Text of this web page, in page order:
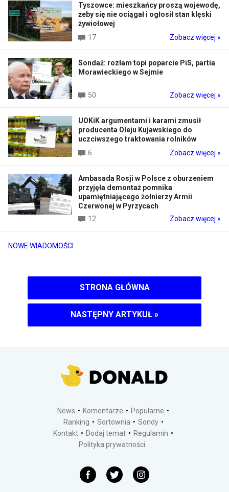
NOWE WIADOMOŚCI
Tyszowce: mieszkańcy proszą wojewodę,
żeby się nie ociągał i ogłosił stan klęski
żywiołowej
17
Zobacz więcej »
Sondaż: rozłam topi poparcie PiS, partia
Morawieckiego w Sejmie
50 Zobacz więcej »
UOKiK argumentami i karami zmusił
producenta Oleju Kujawskiego do
uczciwszego traktowania rolników
6
Zobacz więcej »
Ambasada Rosji w Polsce z oburzeniem
przyjęła demontaż pomnika
upamiętniającego żołnierzy Armii
Czerwonej w Pyrzycach
12
Zobacz więcej »
STRONA GŁÓWNA
NASTĘPNY ARTYKUŁ »
News Komentarze
Popularne
Ranking
Sortownia
Sondy
Kontakt
Dodaj temat
Regulamin
Polityka prywatności